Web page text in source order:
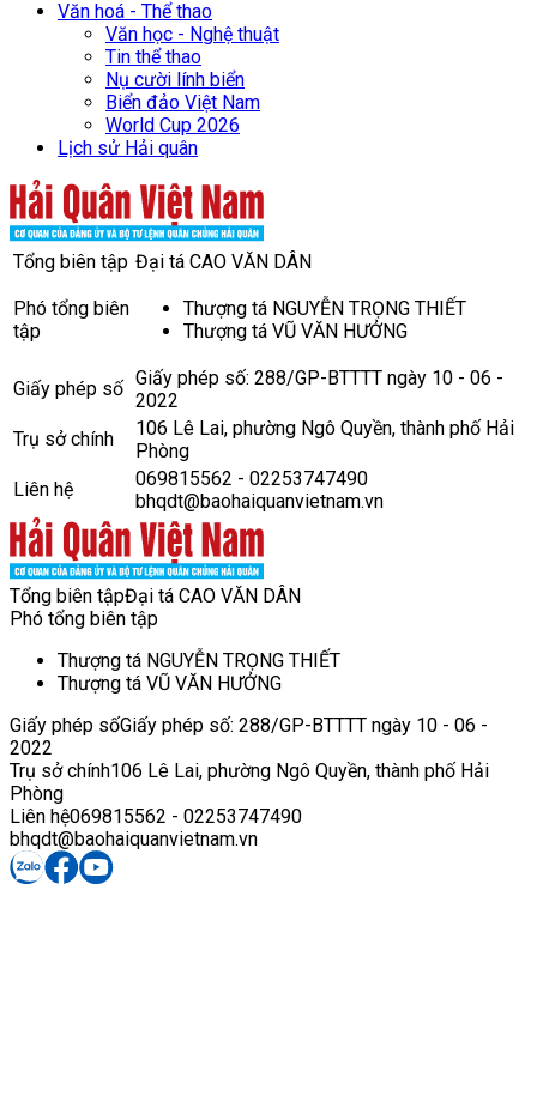
Văn hoá - Thể thao
Văn học - Nghệ thuật
Tin thể thao
Nụ cười lính biển
Biển đảo Việt Nam
World Cup 2026
Lịch sử Hải quân
Tổng biên tập Đại tá CAO VĂN DÂN
Phó tổng biên
tập
Thượng tá NGUYỄN TRỌNG THIẾT
Thượng tá VŨ VĂN HƯỞNG
Giấy phép số Giấy phép số: 288/GP-BTTTT ngày 10 - 06 -
2022
Trụ sở chính
106 Lê Lai, phường Ngô Quyền, thành phố Hải
Phòng
Liên hệ
069815562 - 02253747490
bhqdt@baohaiquanvietnam.vn
Tổng biên tậpĐại tá CAO VĂN DÂN
Phó tổng biên tập
Thượng tá NGUYỄN TRỌNG THIẾT
Thượng tá VŨ VĂN HƯỞNG
Giấy phép sốGiấy phép số: 288/GP-BTTTT ngày 10 - 06 -
2022
Trụ sở chính106 Lê Lai, phường Ngô Quyền, thành phố Hải
Phòng
Liên hệ069815562 - 02253747490
bhqdt@baohaiquanvietnam.vn